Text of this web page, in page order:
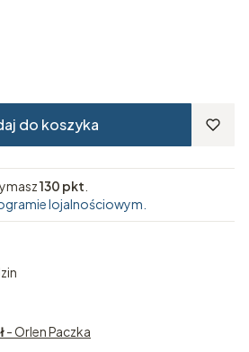
do koszyka
130 pkt
lojalnościowym.
- Orlen Paczka